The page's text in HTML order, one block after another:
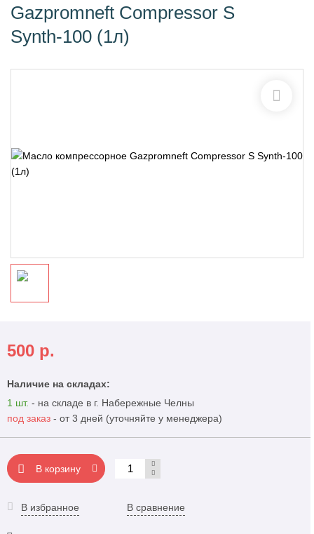
Gazpromneft Compressor S
Synth-100 (1л)
500 р.
Наличие на складах:
1 шт. - на складе в г. Набережные Челны
под заказ - от 3 дней (уточняйте у менеджера)
В корзину
В избранное В сравнение